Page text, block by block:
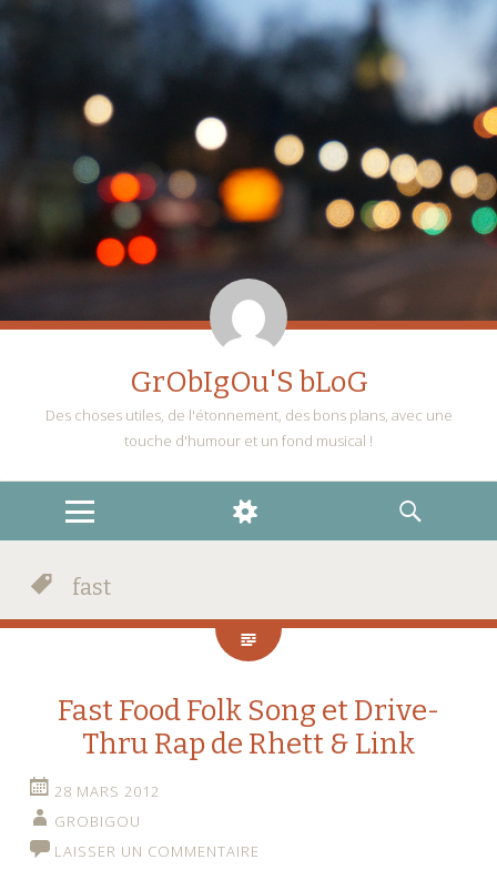
GrObIgOu'S bLoG
Des choses utiles, de l'étonnement, des bons plans, avec une
touche d'humour et un fond musical !
MENU
WIDGETS
RECHERCHE
fast
Fast Food Folk Song et Drive-
Thru Rap de Rhett & Link
28 MARS 2012
GROBIGOU
LAISSER UN COMMENTAIRE